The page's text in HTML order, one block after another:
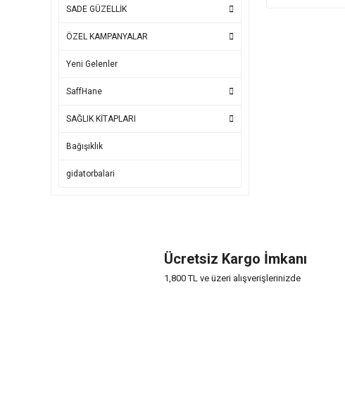
SADE GÜZELLİK
ÖZEL KAMPANYALAR
Yeni Gelenler
SaffHane
SAĞLIK KİTAPLARI
Bağışıklık
gidatorbalari
Ücretsiz Kargo İmkanı
1,800 TL ve üzeri alışverişlerinizde